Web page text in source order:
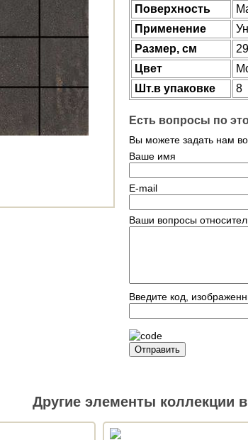
Поверхность
Применение
Размер, см
Цвет
Шт.в упаковке
8
Есть вопросы по
Вы можете задать нам
Ваше имя
E-mail
Ваши вопросы
Введите код,
Отправить
Другие элементы коллекции